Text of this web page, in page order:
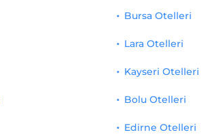
Bursa Otelleri
Lara Otelleri
Kayseri Otelleri
Bolu Otelleri
Edirne Otelleri